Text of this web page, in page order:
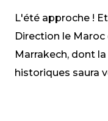
L'été approche !
Direction le
Marrakech, dont
historiques saura